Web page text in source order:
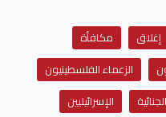
إغلاق
مكافأة
الزعماء الفلسطينيون
الإسرائيليين